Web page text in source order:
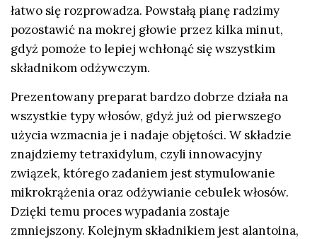
łatwo się rozprowadza. Powstałą pianę radzimy
pozostawić na mokrej głowie przez kilka minut,
gdyż pomoże to lepiej wchłonąć się wszystkim
składnikom odżywczym.
Prezentowany preparat bardzo dobrze działa na
wszystkie typy włosów, gdyż już od pierwszego
użycia wzmacnia je i nadaje objętości. W składzie
znajdziemy tetraxidylum, czyli innowacyjny
związek, którego zadaniem jest stymulowanie
mikrokrążenia oraz odżywianie cebulek włosów.
Dzięki temu proces wypadania zostaje
zmniejszony. Kolejnym składnikiem jest alantoina,